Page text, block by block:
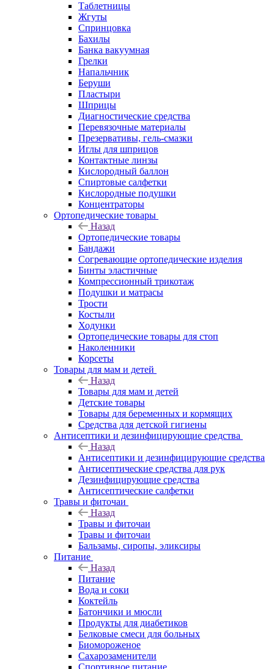
Таблетницы
Жгуты
Спринцовка
Бахилы
Банка вакуумная
Грелки
Напальчник
Беруши
Пластыри
Шприцы
Диагностические средства
Перевязочные материалы
Презервативы, гель-смазки
Иглы для шприцов
Контактные линзы
Кислородный баллон
Спиртовые салфетки
Кислородные подушки
Концентраторы
Ортопедические товары
Назад
Ортопедические товары
Бандажи
Согревающие ортопедические изделия
Бинты эластичные
Компрессионный трикотаж
Подушки и матрасы
Трости
Костыли
Ходунки
Ортопедические товары для стоп
Наколенники
Корсеты
Товары для мам и детей
Назад
Товары для мам и детей
Детские товары
Товары для беременных и кормящих
Средства для детской гигиены
Антисептики и дезинфицирующие средства
Назад
Антисептики и дезинфицирующие средства
Антисептические средства для рук
Дезинфицирующие средства
Антисептические салфетки
Травы и фиточаи
Назад
Травы и фиточаи
Травы и фиточаи
Бальзамы, сиропы, эликсиры
Питание
Назад
Питание
Вода и соки
Коктейль
Батончики и мюсли
Продукты для диабетиков
Белковые смеси для больных
Биомороженое
Сахарозаменители
Спортивное питание